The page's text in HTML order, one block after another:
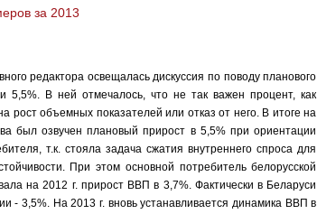
за 2013
редактора освещалась дискуссия по поводу планового
В ней отмечалось, что не так важен процент, как
рост объемных показателей или отказ от него. В итоге на
был озвучен плановый прирост в 5,5% при ориентации
т.к. стояла задача сжатия внутреннего спроса для
При этом основной потребитель белорусской
на 2012 г. прирост ВВП в 3,7%. Фактически в Беларуси
- 3,5%. На 2013 г. вновь устанавливается динамика ВВП в